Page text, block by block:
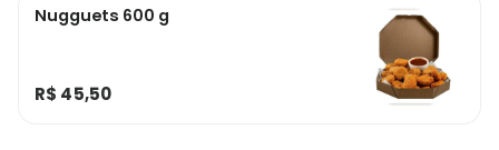
Nugguets 600 g
R$ 45,50